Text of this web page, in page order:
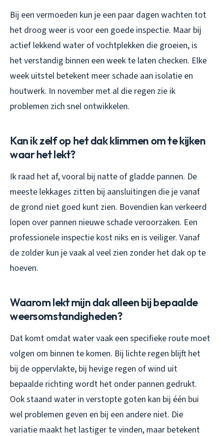
Bij een vermoeden kun je een paar dagen wachten tot
het droog weer is voor een goede inspectie. Maar bij
actief lekkend water of vochtplekken die groeien, is
het verstandig binnen een week te laten checken. Elke
week uitstel betekent meer schade aan isolatie en
houtwerk. In november met al die regen zie ik
problemen zich snel ontwikkelen.
Kan ik zelf op het dak klimmen om te kijken
waar het lekt?
Ik raad het af, vooral bij natte of gladde pannen. De
meeste lekkages zitten bij aansluitingen die je vanaf
de grond niet goed kunt zien. Bovendien kan verkeerd
lopen over pannen nieuwe schade veroorzaken. Een
professionele inspectie kost niks en is veiliger. Vanaf
de zolder kun je vaak al veel zien zonder het dak op te
hoeven.
Waarom lekt mijn dak alleen bij bepaalde
weersomstandigheden?
Dat komt omdat water vaak een specifieke route moet
volgen om binnen te komen. Bij lichte regen blijft het
bij de oppervlakte, bij hevige regen of wind uit
bepaalde richting wordt het onder pannen gedrukt.
Ook staand water in verstopte goten kan bij één bui
wel problemen geven en bij een andere niet. Die
variatie maakt het lastiger te vinden, maar betekent